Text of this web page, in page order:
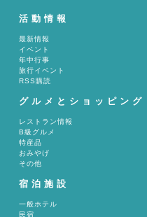
活動情報
最新情報
イベント
年中行事
旅行イベント
RSS購読
グルメとショッピング
レストラン情報
B級グルメ
特産品
おみやげ
その他
宿泊施設
一般ホテル
民宿